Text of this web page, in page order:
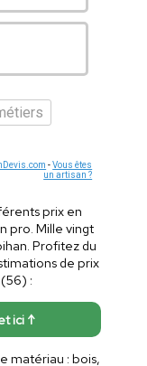
-Vous êtes
un artisan ?
prix en
pro. Mille vingt
Profitez du
de prix
:
ici ↑
matériau : bois,